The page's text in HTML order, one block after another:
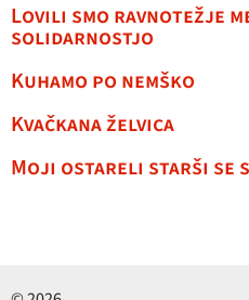
Lovili smo ravnotežje
solidarnostjo
Kuhamo po nemško
Kvačkana želvica
Moji ostareli starši se